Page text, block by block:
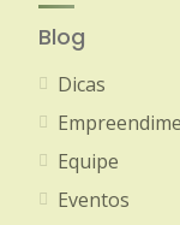
Blog
Dicas
Equipe
Eventos